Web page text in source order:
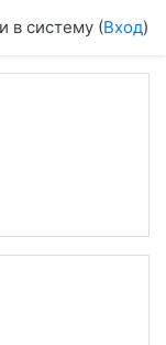
в систему (Вход)